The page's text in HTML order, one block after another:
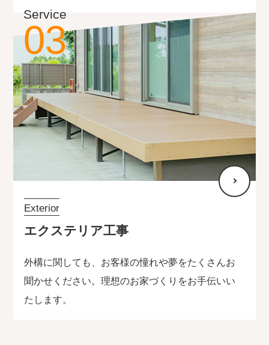
Service
03
Exterior
エクステリア工事
外構に関しても、お客様の憧れや夢をたくさんお
聞かせください。理想のお家づくりをお手伝いい
たします。